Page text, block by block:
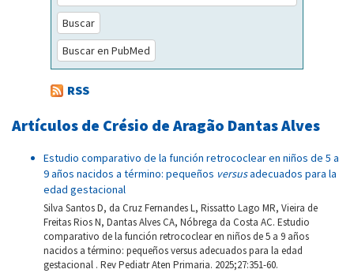
Buscar
Buscar en PubMed
RSS
Artículos de Crésio de Aragão Dantas Alves
Estudio comparativo de la función retrococlear en niños de 5 a
9 años nacidos a término: pequeños versusadecuados para la
edad gestacional
Silva Santos D, da Cruz Fernandes L, Rissatto Lago MR, Vieira de
Freitas Rios N, Dantas Alves CA, Nóbrega da Costa AC. Estudio
comparativo de la función retrococlear en niños de 5 a 9 años
nacidos a término: pequeños versus adecuados para la edad
gestacional . Rev Pediatr Aten Primaria. 2025;27:351-60.